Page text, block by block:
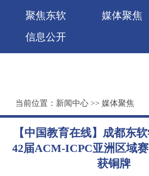
聚焦东软
媒体聚焦
信息公开
当前位置： 新闻中心 >> 媒体聚焦
【中国教育在线】成都东
42届ACM-ICPC亚洲区域
获铜牌